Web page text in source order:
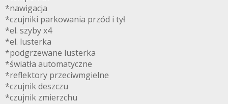
*nawigacja
*czujniki parkowania przód i tył
*el. szyby x4
*el. lusterka
*podgrzewane lusterka
*światła automatyczne
*reflektory przeciwmgielne
*czujnik deszczu
*czujnik zmierzchu